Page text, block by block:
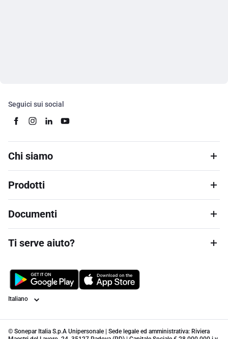
Seguici sui social
Chi siamo
Prodotti
Documenti
Ti serve aiuto?
Lingua
© Sonepar Italia S.p.A Unipersonale | Sede legale ed amministrativa: Riviera